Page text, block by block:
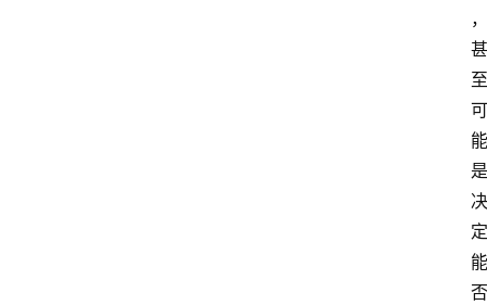
，
甚
至
可
能
是
决
定
能
否